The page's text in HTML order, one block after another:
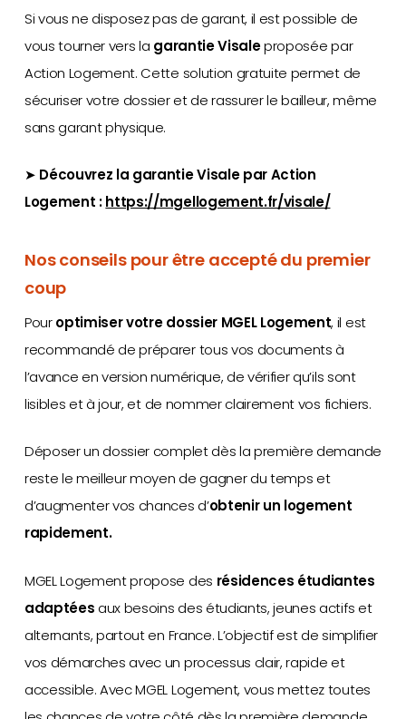
Si vous ne disposez pas de garant, il est possible de
vous tourner vers la garantie Visaleproposée par
Action Logement. Cette solution gratuite permet de
sécuriser votre dossier et de rassurer le bailleur, même
sans garant physique.
➤ Découvrez la garantie Visale par Action
Logement :https://mgellogement.fr/visale/
Nos conseils pour être accepté du premier
coup
Pouroptimiser votre dossier MGEL Logement, il est
recommandé de préparer tous vos documents à
l’avance en version numérique, de vérifier qu’ils sont
lisibles et à jour, et de nommer clairement vos fichiers.
Déposer un dossier complet dès la première demande
reste le meilleur moyen de gagner du temps et
d’augmenter vos chances d’obtenir un logement
rapidement.
MGEL Logement propose des résidences étudiantes
adaptées aux besoins des étudiants, jeunes actifs et
alternants, partout en France. L’objectif est de simplifier
vos démarches avec un processus clair, rapide et
accessible. Avec MGEL Logement, vous mettez toutes